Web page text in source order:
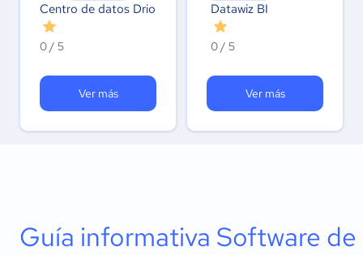
Centro de datos Drio
0 / 5
Ver más
Datawiz BI
0 / 5
Ver más
Guía informativa Software de